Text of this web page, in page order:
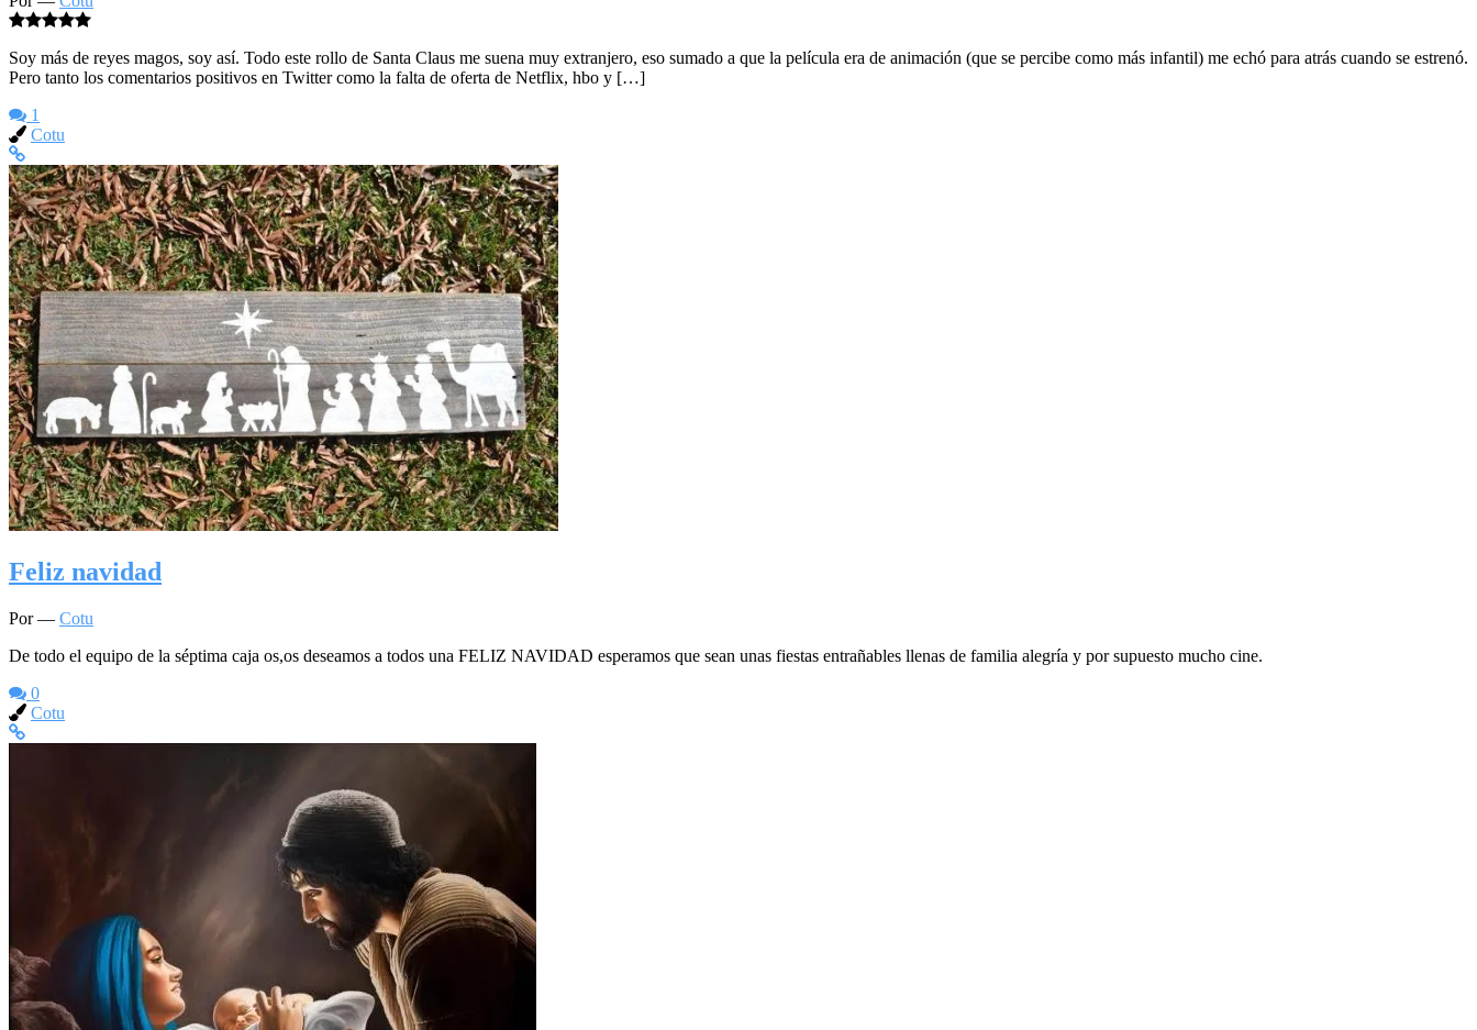
Soy más de reyes magos, soy así. Todo este rollo de Santa Claus me suena muy extranjero, eso sumado a que la película era de animación (que se percibe como más infantil) me echó para atrás cuando se estrenó.
Pero tanto los comentarios positivos en Twitter como la falta de oferta de Netflix, hbo y […]
1
Cotu
Feliz navidad
Por — Cotu
De todo el equipo de la séptima caja os,os deseamos a todos una FELIZ NAVIDAD esperamos que sean unas fiestas entrañables llenas de familia alegría y por supuesto mucho cine.
0
Cotu